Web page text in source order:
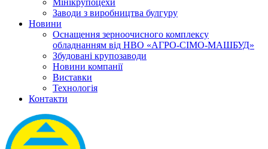
Заводи з виробництва булгуру
Новини
Оснащення зерноочисного комплексу
обладнанням від НВО «АГРО-СІМО-МАШБУД»
Збудовані крупозаводи
Новини компанії
Виставки
Технологія
Контакти